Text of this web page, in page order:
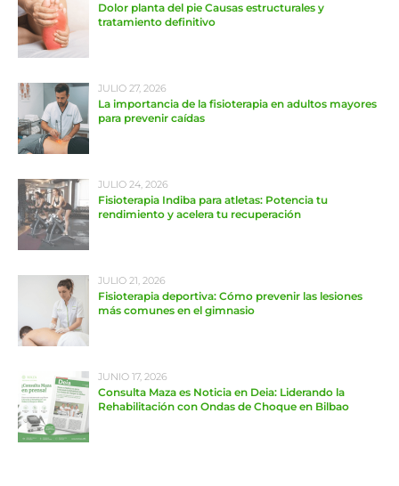
Dolor planta del pie Causas estructurales y
tratamiento definitivo
JULIO 27, 2026
La importancia de la fisioterapia en adultos mayores
para prevenir caídas
JULIO 24, 2026
Fisioterapia Indiba para atletas: Potencia tu
rendimiento y acelera tu recuperación
JULIO 21, 2026
Fisioterapia deportiva: Cómo prevenir las lesiones
más comunes en el gimnasio
JUNIO 17, 2026
Consulta Maza es Noticia en Deia: Liderando la
Rehabilitación con Ondas de Choque en Bilbao